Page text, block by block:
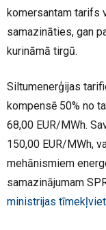
komersantam tarifs
samazināties, gan
kurināmā tirgū.
Siltumenerģijas
kompensē 50% no
68,00 EUR/MWh.
150,00 EUR/MWh,
mehānismiem
samazinājumam
ministrijas